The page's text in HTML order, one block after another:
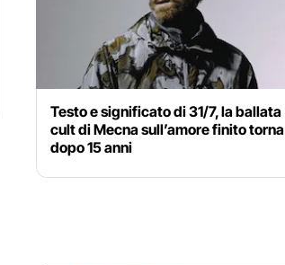
Testo e significato di 31/7, la ballata
cult di Mecna sull’amore finito torna
dopo 15 anni